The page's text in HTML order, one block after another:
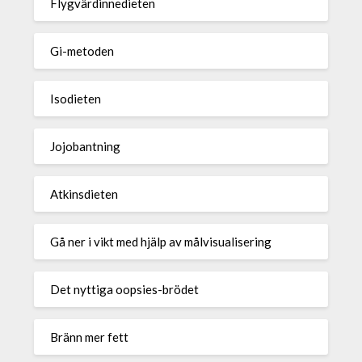
Flygvärdinnedieten
Gi-metoden
Isodieten
Jojobantning
Atkinsdieten
Gå ner i vikt med hjälp av målvisualisering
Det nyttiga oopsies-brödet
Bränn mer fett